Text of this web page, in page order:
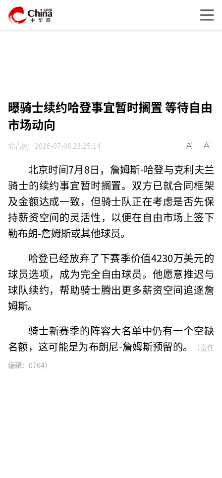
曝骑士续约哈登事宜暂时搁置 等待自由
市场动向
北青网 2026-07-08 23:25:14
北京时间7月8日，詹姆斯-哈登与克利夫兰
骑士的续约事宜暂时搁置。双方已就合同框架
及金额达成一致，但骑士队正在考虑是否先保
持薪资空间的灵活性，以便在自由市场上签下
勒布朗-詹姆斯或其他球员。
哈登已经放弃了下赛季价值4230万美元的
球员选项，成为完全自由球员。他愿意推迟与
球队续约，帮助骑士腾出更多薪资空间追逐詹
姆斯。
骑士新赛季的阵容大名单中仍有一个空缺
名额，这可能是为布朗尼-詹姆斯预留的。
（责任
编辑：0764）